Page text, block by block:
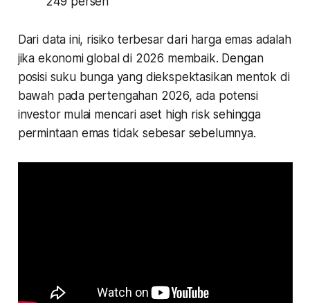
Dari data ini, risiko terbesar dari harga emas adalah
jika ekonomi global di 2026 membaik. Dengan
posisi suku bunga yang diekspektasikan mentok di
bawah pada pertengahan 2026, ada potensi
investor mulai mencari aset high risk sehingga
permintaan emas tidak sebesar sebelumnya.